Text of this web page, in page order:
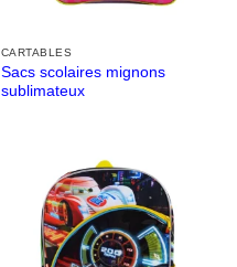
CARTABLES
Sacs scolaires mignons
sublimateux